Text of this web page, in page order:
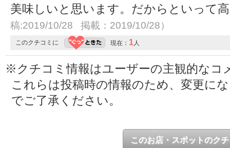
美味しいと思います。だからといって
稿:2019/10/28 掲載：2019/10/28）
このクチコミに 現在： 1 人
※クチコミ情報はユーザーの主観的なコ
これらは投稿時の情報のため、変更に
でご了承ください。
このお店・スポットのク